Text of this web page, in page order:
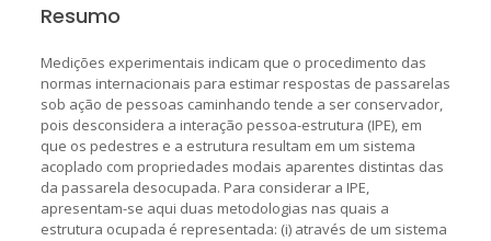
Resumo
Medições experimentais indicam que o procedimento das
normas internacionais para estimar respostas de passarelas
sob ação de pessoas caminhando tende a ser conservador,
pois desconsidera a interação pessoa-estrutura (IPE), em
que os pedestres e a estrutura resultam em um sistema
acoplado com propriedades modais aparentes distintas das
da passarela desocupada. Para considerar a IPE,
apresentam-se aqui duas metodologias nas quais a
estrutura ocupada é representada: (i) através de um sistema